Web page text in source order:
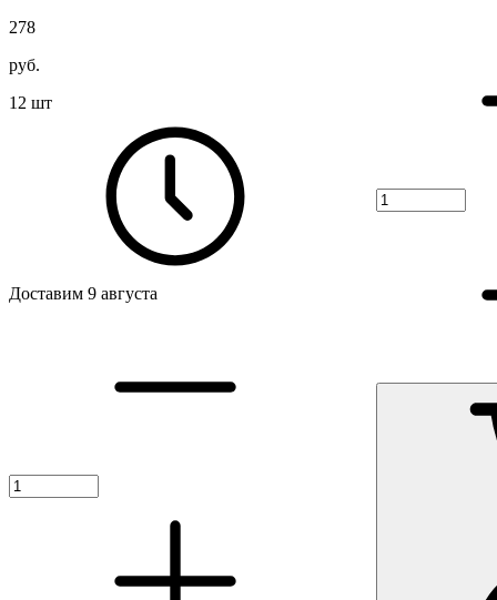
278
руб.
12 шт
Доставим 9 августа